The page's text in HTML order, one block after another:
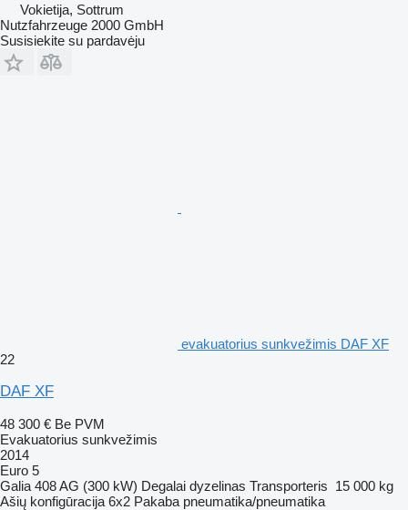
Vokietija, Sottrum
Nutzfahrzeuge 2000 GmbH
Susisiekite su pardavėju
evakuatorius sunkvežimis DAF XF
22
DAF XF
48 300 € Be PVM
Evakuatorius sunkvežimis
2014
Euro 5
Galia 408 AG (300 kW) Degalai dyzelinas Transporteris 15 000 kg
Ašių konfigūracija 6x2 Pakaba pneumatika/pneumatika